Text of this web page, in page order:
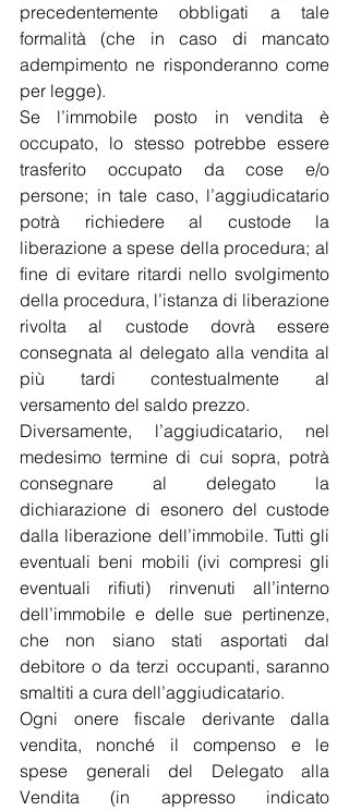
precedentemente obbligati a tale
formalità (che in caso di mancato
adempimento ne risponderanno come
per legge).
Se l’immobile posto in vendita è
occupato, lo stesso potrebbe essere
trasferito occupato da cose e/o
persone; in tale caso, l’aggiudicatario
potrà richiedere al custode la
liberazione a spese della procedura; al
fine di evitare ritardi nello svolgimento
della procedura, l’istanza di liberazione
rivolta al custode dovrà essere
consegnata al delegato alla vendita al
più tardi contestualmente al
versamento del saldo prezzo.
Diversamente, l’aggiudicatario, nel
medesimo termine di cui sopra, potrà
consegnare al delegato la
dichiarazione di esonero del custode
dalla liberazione dell’immobile. Tutti gli
eventuali beni mobili (ivi compresi gli
eventuali rifiuti) rinvenuti all’interno
dell’immobile e delle sue pertinenze,
che non siano stati asportati dal
debitore o da terzi occupanti, saranno
smaltiti a cura dell’aggiudicatario.
Ogni onere fiscale derivante dalla
vendita, nonché il compenso e le
spese generali del Delegato alla
Vendita (in appresso indicato